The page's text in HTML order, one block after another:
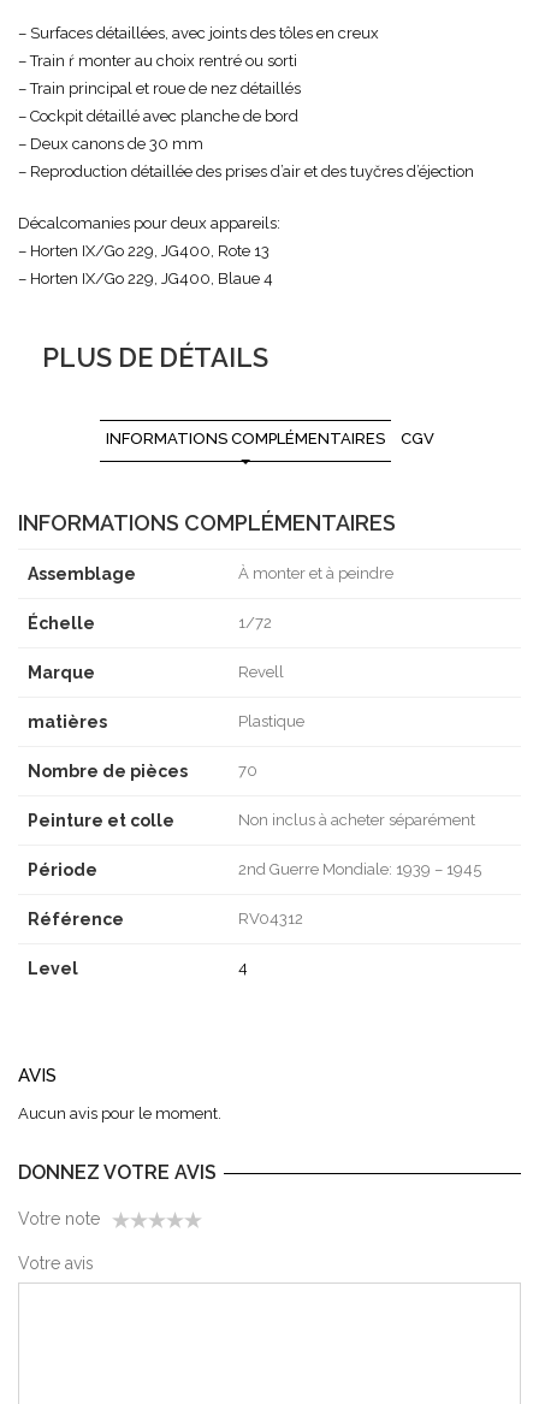
– Surfaces détaillées, avec joints des tôles en creux
– Train ŕ monter au choix rentré ou sorti
– Train principal et roue de nez détaillés
– Cockpit détaillé avec planche de bord
– Deux canons de 30 mm
– Reproduction détaillée des prises d’air et des tuyčres d’éjection
Décalcomanies pour deux appareils:
– Horten IX/Go 229, JG400, Rote 13
– Horten IX/Go 229, JG400, Blaue 4
PLUS DE DÉTAILS
INFORMATIONS COMPLÉMENTAIRES CGV
INFORMATIONS COMPLÉMENTAIRES
Assemblage À monter et à peindre
Échelle 1/72
Marque Revell
matières Plastique
Nombre de pièces 70
Peinture et colle Non inclus à acheter séparément
Période 2nd Guerre Mondiale: 1939 – 1945
Référence RV04312
Level 4
AVIS
Aucun avis pour le moment.
DONNEZ VOTRE AVIS
Votre note
Votre avis